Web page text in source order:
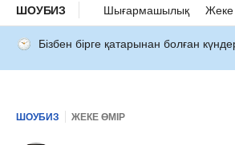
ШОУБИЗ Шығармашылық Жеке
Бізбен бірге қатарынан болған
ШОУБИЗ ЖЕКЕ ӨМІР